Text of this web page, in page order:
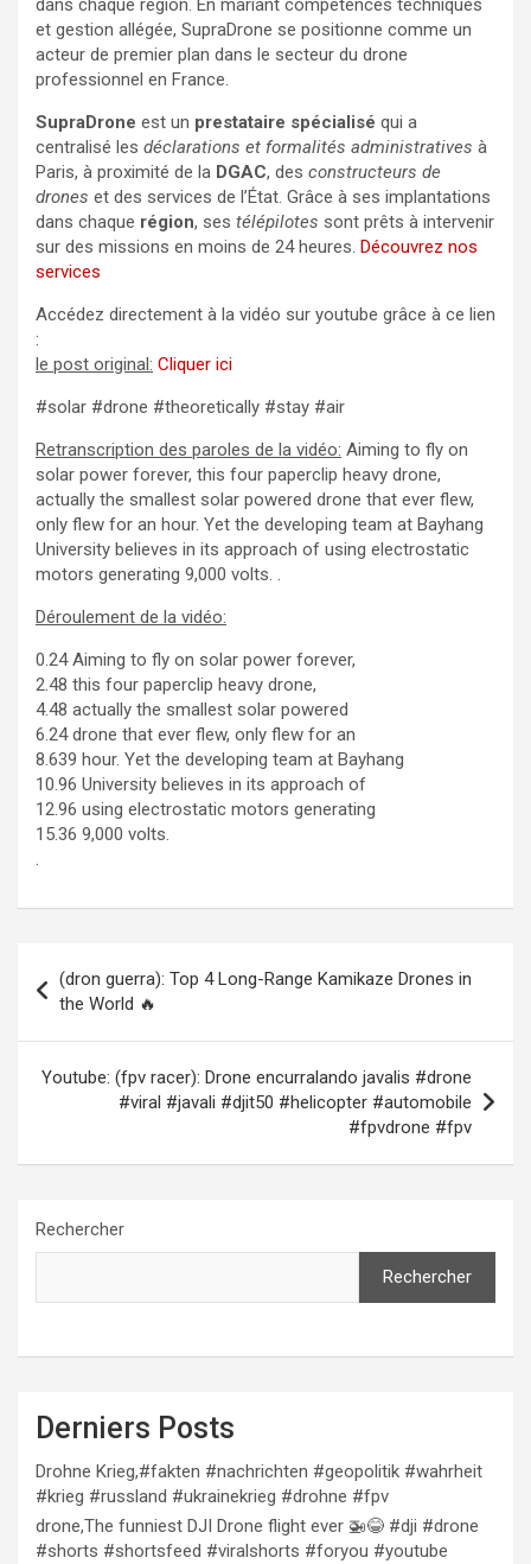
dans chaque région. En mariant compétences techniques
et gestion allégée, SupraDrone se positionne comme un
acteur de premier plan dans le secteur du drone
professionnel en France.
SupraDrone est un prestataire spécialisé qui a
centralisé les déclarations et formalités administratives à
Paris, à proximité de la DGAC, des constructeurs de
drones et des services de l’État. Grâce à ses implantations
dans chaque région, ses télépilotes sont prêts à intervenir
sur des missions en moins de 24 heures. Découvrez nos
services
Accédez directement à la vidéo sur youtube grâce à ce lien
:
le post original: Cliquer ici
#solar #drone #theoretically #stay #air
Retranscription des paroles de la vidéo: Aiming to fly on
solar power forever, this four paperclip heavy drone,
actually the smallest solar powered drone that ever flew,
only flew for an hour. Yet the developing team at Bayhang
University believes in its approach of using electrostatic
motors generating 9,000 volts. .
Déroulement de la vidéo:
0.24 Aiming to fly on solar power forever,
2.48 this four paperclip heavy drone,
4.48 actually the smallest solar powered
6.24 drone that ever flew, only flew for an
8.639 hour. Yet the developing team at Bayhang
10.96 University believes in its approach of
12.96 using electrostatic motors generating
15.36 9,000 volts.
.
de
l’article
(dron guerra): Top 4 Long-Range Kamikaze Drones in
the World 🔥
Youtube: (fpv racer): Drone encurralando javalis #drone
#viral #javali #djit50 #helicopter #automobile
#fpvdrone #fpv
Rechercher
Rechercher
Derniers Posts
Drohne Krieg,#fakten #nachrichten #geopolitik #wahrheit
#krieg #russland #ukrainekrieg #drohne #fpv
drone,The funniest DJI Drone flight ever 🚁😂 #dji #drone
#shorts #shortsfeed #viralshorts #foryou #youtube